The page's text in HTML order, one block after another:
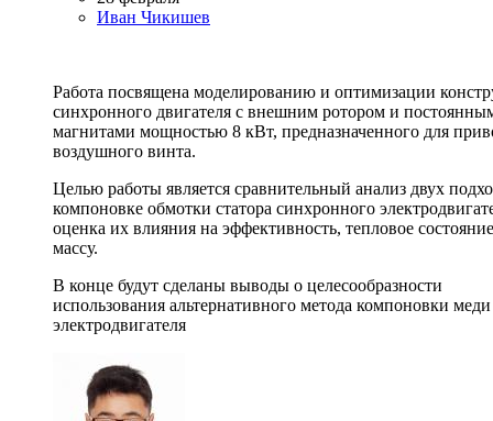
Иван Чикишев
Работа посвящена моделированию и оптимизации
синхронного двигателя с внешним ротором и
магнитами мощностью 8 кВт, предназначенного для
воздушного винта.
Целью работы является сравнительный анализ двух
компоновке обмотки статора синхронного
оценка их влияния на эффективность, тепловое
массу.
В конце будут сделаны выводы о целесообразности
использования альтернативного метода компоновки
электродвигателя